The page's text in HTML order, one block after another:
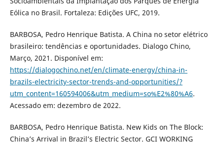
Eólica no Brasil. Fortaleza: Edições UFC, 2019.
BARBOSA, Pedro Henrique Batista. A China no setor elétrico
brasileiro: tendências e oportunidades. Dialogo Chino,
Março, 2021. Disponível em:
https://dialogochino.net/en/climate-energy/china-in-
brazils-electricity-sector-trends-and-opportunities/?
utm_content=160594006&utm_medium=so%E2%80%A6.
Acessado em: dezembro de 2022.
BARBOSA, Pedro Henrique Batista. New Kids on The Block:
China’s Arrival in Brazil’s Electric Sector. GCI WORKING